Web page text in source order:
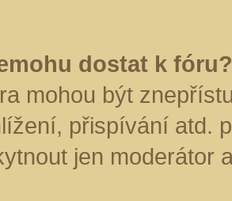
dostat k fóru?
mohou být
přispívání atd.
jen moderátor